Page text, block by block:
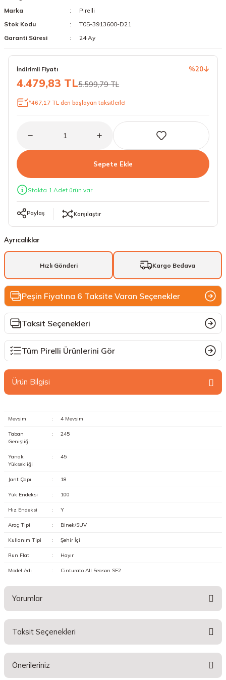
24 Lastikler
Marka
Pirelli
Stok Kodu
T05-3913600-D21
Garanti Süresi
24 Ay
İndirimli Fiyatı %20
4.479,83 TL5.599,79 TL
*467,17 TL den başlayan taksitlerle!
Sepete Ekle
Stokta 1 Adet ürün var
Paylaş Karşılaştır
Ayrıcalıklar
Hızlı Gönderi Kargo Bedava
Peşin Fiyatına 6 Taksite Varan Seçenekler
Taksit Seçenekleri
Tüm Pirelli Ürünlerini Gör
Ürün Bilgisi
Mevsim : 4 Mevsim
Taban
Genişliği
: 245
Yanak
Yüksekliği
: 45
Jant Çapı : 18
Yük Endeksi : 100
Hız Endeksi : Y
Araç Tipi : Binek/SUV
Kullanım Tipi : Şehir İçi
Run Flat : Hayır
Model Adı : Cinturato All Season SF2
Yorumlar
Taksit Seçenekleri
Önerileriniz